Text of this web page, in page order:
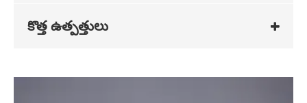
కొత్త ఉత్పత్తులు